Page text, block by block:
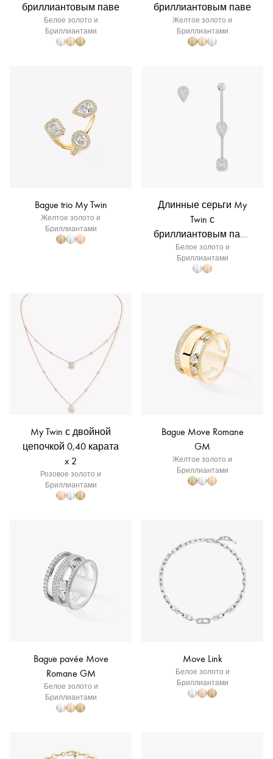
бриллиантовым паве
Белое золото и
Бриллиантами
бриллиантовым паве
Желтое золото и
Бриллиантами
Bague trio My Twin
Желтое золото и
Бриллиантами
Длинные серьги My
Twin с
бриллиантовым паве
3x0,10 карата
Белое золото и
Бриллиантами
My Twin с двойной
цепочкой 0,40 карата
x 2
Розовое золото и
Бриллиантами
Bague Move Romane
GM
Желтое золото и
Бриллиантами
Bague pavée Move
Romane GM
Белое золото и
Бриллиантами
Move Link
Белое золото и
Бриллиантами